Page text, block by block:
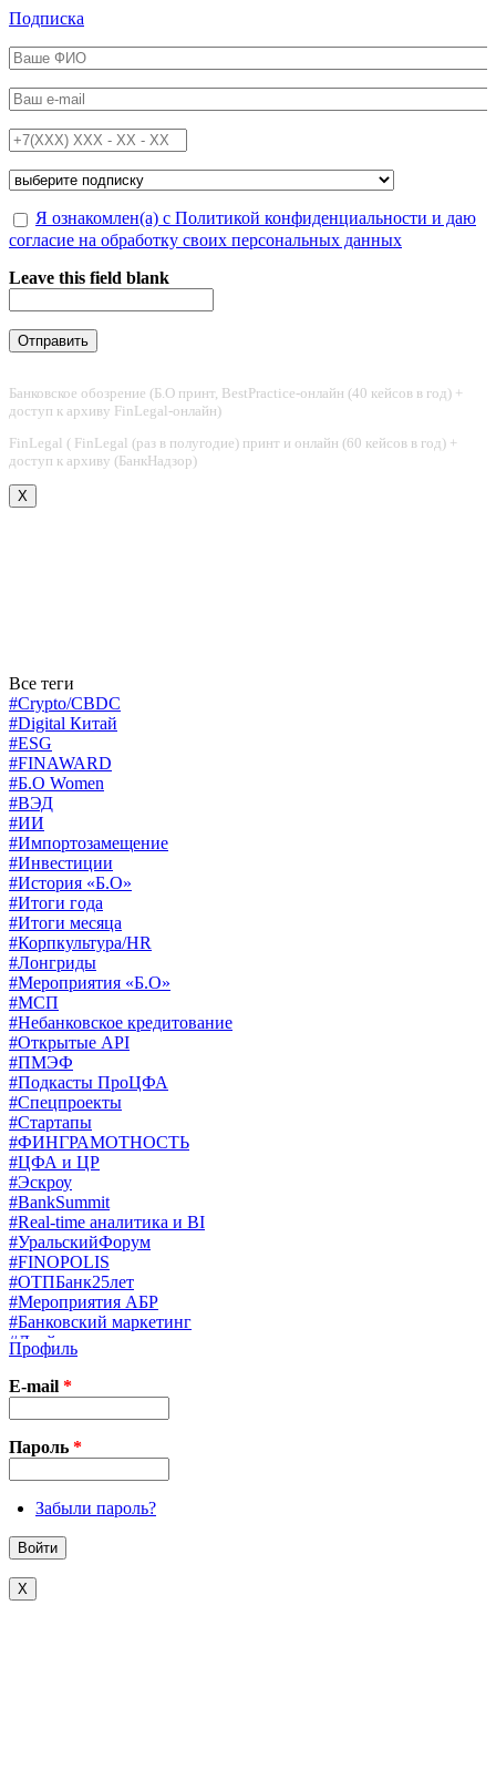
Перейти к основному содержанию
Подписка
ФИО*
Email*
Телефон*
Подписка на*
Обработка персональных данных*
Я ознакомлен(а) с Политикой конфиденциальности и даю
согласие на обработку своих персональных данных
Leave this field blank
Банковское обозрение (Б.О принт, BestPractice-онлайн (40 кейсов в год) +
доступ к архиву FinLegal-онлайн)
FinLegal ( FinLegal (раз в полугодие) принт и онлайн (60 кейсов в год) +
доступ к архиву (БанкНадзор)
X
Все теги
#Crypto/CBDC
#Digital Китай
#ESG
#FINAWARD
#Б.О Women
#ВЭД
#ИИ
#Импортозамещение
#Инвестиции
#История «Б.О»
#Итоги года
#Итоги месяца
#Корпкультура/HR
#Лонгриды
#Мероприятия «Б.О»
#МСП
#Небанковское кредитование
#Открытые API
#ПМЭФ
#Подкасты ПроЦФА
#Спецпроекты
#Стартапы
#ФИНГРАМОТНОСТЬ
#ЦФА и ЦР
#Эскроу
#BankSummit
#Real-time аналитика и BI
#УральскийФорум
#FINOPOLIS
#ОТПБанк25лет
#Мероприятия АБР
#Банковский маркетинг
#Драйверы страхования
#Финконгресс ЦБ
#PB&WM
#UX/CX
#Экосистемы
X
Профиль
E-mail *
Пароль *
Забыли пароль?
X